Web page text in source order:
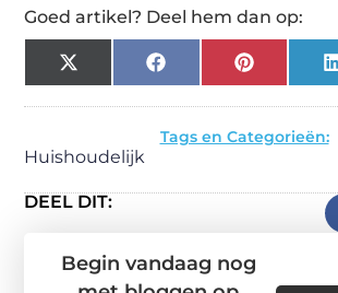
Goed artikel? Deel hem dan op:
X
(Twitter)
FacebookPinterest
Tags en Categorieën:
Huishoudelijk
DEEL DIT:
Begin vandaag nog